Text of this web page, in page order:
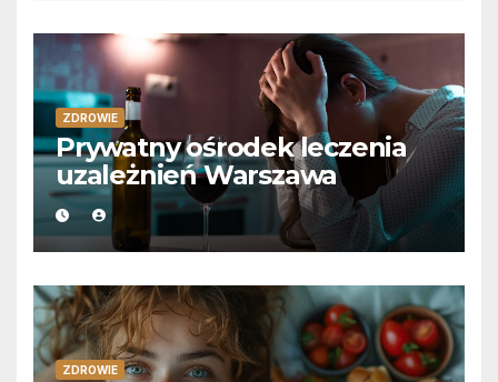
ZDROWIE
Prywatny ośrodek leczenia
uzależnień Warszawa
ZDROWIE